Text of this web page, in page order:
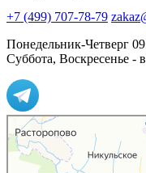
+7 (499) 707-78-79
Понедельник-Четверг
Суббота, Воскресенье -